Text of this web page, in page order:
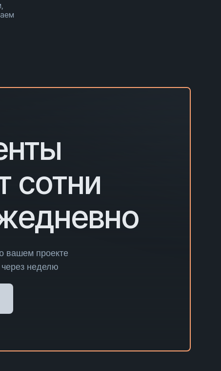
сотни
вашем проекте
через неделю